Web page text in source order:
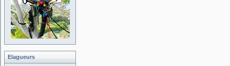
Elagueurs